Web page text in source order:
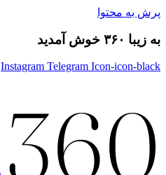
پرش به محتوا
به زیبا ۳۶۰ خوش آمدید
Instagram Telegram Icon-icon-black